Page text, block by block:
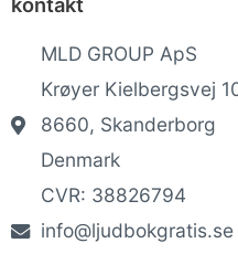
kontakt
MLD GROUP ApS
Krøyer Kielbergsvej
8660, Skanderborg
Denmark
CVR: 38826794
info@ljudbokgratis.se